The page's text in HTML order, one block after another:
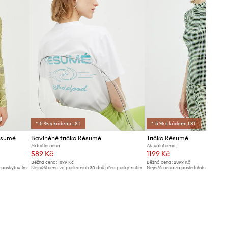
poskytnutím
*-5 % s kódem: LST
Bavlněné tričko Résumé
Aktuální cena:
589 Kč
Běžná cena:1899 Kč
Nejnižší cena za posledních 30 dnů před poskytnutím
*-5 % s kódem: LST
Tričko Résumé
Aktuální cena:
1199 Kč
Běžná cena: 2399 Kč
Nejnižší cena za posledních 30 dnů